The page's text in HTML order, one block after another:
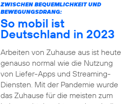
ZWISCHEN BEQUEMLICHKEIT UND
BEWEGUNGSDRANG:
So mobil ist
Deutschland in 2023
Arbeiten von Zuhause aus ist heute
genauso normal wie die Nutzung
von Liefer-Apps und Streaming-
Diensten. Mit der Pandemie wurde
das Zuhause für die meisten zum